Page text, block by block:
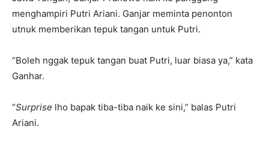
menghampiri Putri Ariani. Ganjar meminta penonton
utnuk memberikan tepuk tangan untuk Putri.
“Boleh nggak tepuk tangan buat Putri, luar biasa ya,” kata
Ganhar.
“Surprise lho bapak tiba-tiba naik ke sini,” balas Putri
Ariani.